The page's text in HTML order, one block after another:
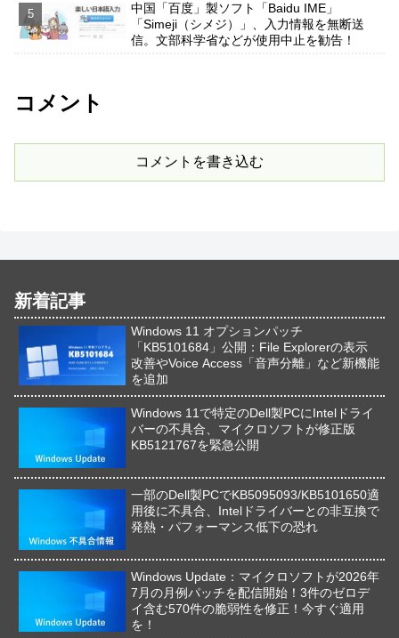
中国「百度」製ソフト「Baidu IME」
「Simeji（シメジ）」、入力情報を無断送
信。文部科学省などが使用中止を勧告！
コメント
コメントを書き込む
新着記事
Windows 11 オプションパッチ
「KB5101684」公開：File Explorerの表示
改善やVoice Access「音声分離」など新機能
を追加
Windows 11で特定のDell製PCにIntelドライ
バーの不具合、マイクロソフトが修正版
KB5121767を緊急公開
一部のDell製PCでKB5095093/KB5101650適
用後に不具合、Intelドライバーとの非互換で
発熱・パフォーマンス低下の恐れ
Windows Update：マイクロソフトが2026年
7月の月例パッチを配信開始！3件のゼロデ
イ含む570件の脆弱性を修正！今すぐ適用
を！